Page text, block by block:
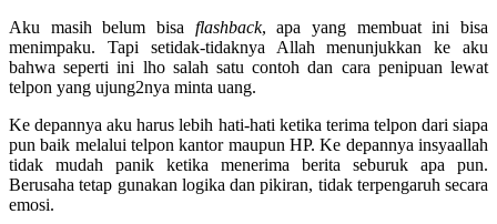
Aku masih belum bisa flashback, apa yang membuat ini bisa
menimpaku. Tapi setidak-tidaknya Allah menunjukkan ke aku
bahwa seperti ini lho salah satu contoh dan cara penipuan lewat
telpon yang ujung2nya minta uang.
Ke depannya aku harus lebih hati-hati ketika terima telpon dari siapa
pun baik melalui telpon kantor maupun HP. Ke depannya insyaallah
tidak mudah panik ketika menerima berita seburuk apa pun.
Berusaha tetap gunakan logika dan pikiran, tidak terpengaruh secara
emosi.